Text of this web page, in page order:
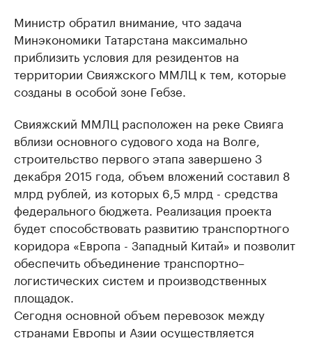
Министр обратил внимание, что задача
Минэкономики Татарстана максимально
приблизить условия для резидентов на
территории Свияжского ММЛЦ к тем, которые
созданы в особой зоне Гебзе.
Свияжский ММЛЦ расположен на реке Свияга
вблизи основного судового хода на Волге,
строительство первого этапа завершено 3
декабря 2015 года, объем вложений составил 8
млрд рублей, из которых 6,5 млрд - средства
федерального бюджета. Реализация проекта
будет способствовать развитию транспортного
коридора «Европа - Западный Китай» и позволит
обеспечить объединение транспортно–
логистических систем и производственных
площадок.
Сегодня основной объем перевозок между
странами Европы и Азии осуществляется